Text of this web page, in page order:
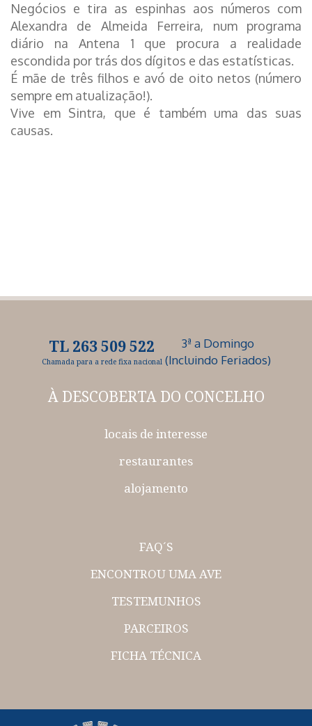
Negócios e tira as espinhas aos números com
Alexandra de Almeida Ferreira, num programa
diário na Antena 1 que procura a realidade
escondida por trás dos dígitos e das estatísticas.
É mãe de três filhos e avó de oito netos (número
sempre em atualização!).
Vive em Sintra, que é também uma das suas
causas.
TL 263 509 522
Chamada para a rede fixa nacional
3ª a Domingo
(Incluindo Feriados)
À DESCOBERTADO CONCELHO
locais de interesse
restaurantes
alojamento
FAQ´S
ENCONTROU UMA AVE
TESTEMUNHOS
PARCEIROS
FICHA TÉCNICA